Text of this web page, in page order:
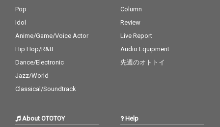
Pop
Idol
Anime/Game/Voice Actor
Hip Hop/R&B
Dance/Electronic
Jazz/World
Classical/Soundtrack
Column
Review
Live Report
Audio Equipment
先週のオトトイ
About OTOTOY Help